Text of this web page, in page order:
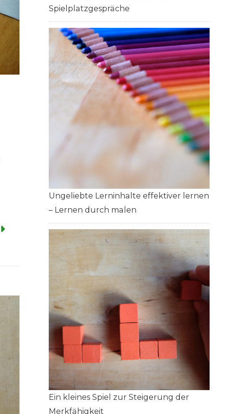
Spielplatzgespräche
Ungeliebte Lerninhalte effektiver lernen
– Lernen durch malen
Ein kleines Spiel zur Steigerung der
Merkfähigkeit